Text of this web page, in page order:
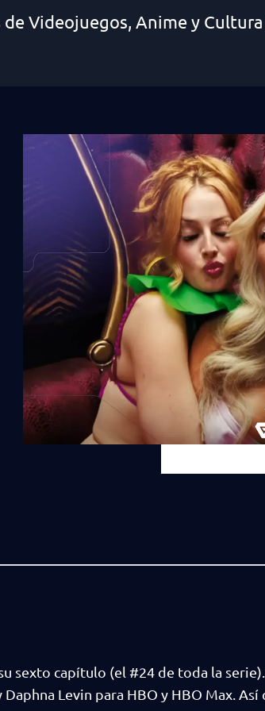
Videojuegos, Anime y Cultura
sexto capítulo (el #24 de toda la
Levin para HBO y HBO Max. Así